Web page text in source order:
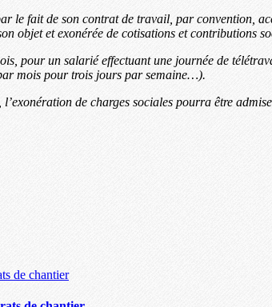
le fait de son contrat de travail, par convention,
objet et exonérée de cotisations et contributions
pour un salarié effectuant une journée de
mois pour trois jours par semaine…).
de charges sociales pourra être